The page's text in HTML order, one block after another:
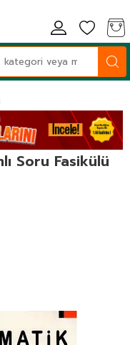
Soru Fasikülü